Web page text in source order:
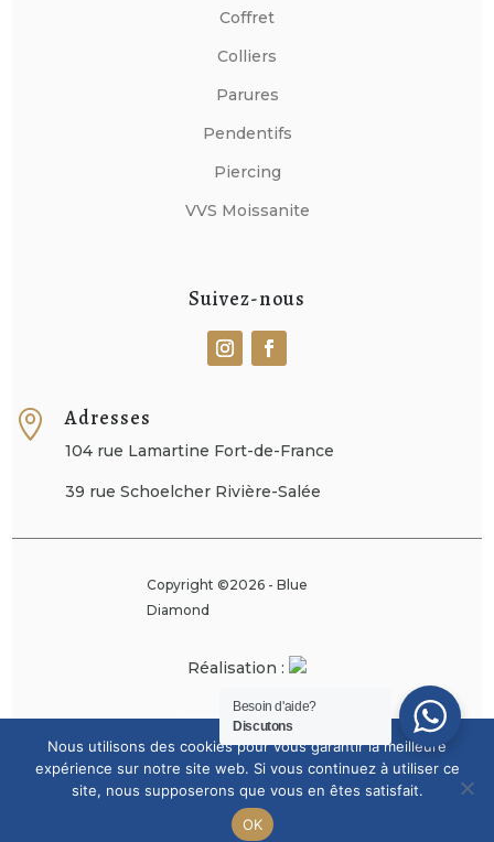

Coffret
Colliers
Parures
Pendentifs
Piercing
VVS Moissanite
Suivez-nous
 Adresses
104 rue Lamartine Fort-de-France
39 rue Schoelcher Rivière-Salée
Copyright ©2026 - Blue
Diamond
Réalisation :
Besoin d'aide?
Discutons
Nous utilisons des cookies pour vous garantir la meilleure
expérience sur notre site web. Si vous continuez à utiliser ce
site, nous supposerons que vous en êtes satisfait.
OK